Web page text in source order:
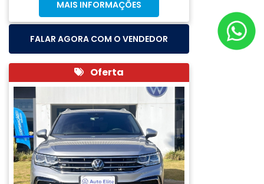
MAIS INFORMAÇÕES
FALAR AGORA COM O VENDEDOR
Oferta